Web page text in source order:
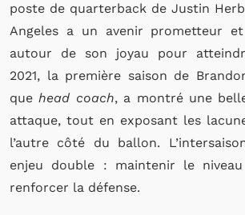
poste de quarterback de Justin
Angeles a un avenir prometteur
autour de son joyau pour
2021, la première saison de
quehead coach, a montré une
attaque, tout en exposant les
l’autre côté du ballon.
enjeu double : maintenir le
renforcer la défense.